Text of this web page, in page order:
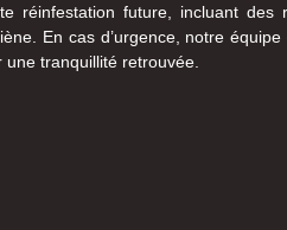
réinfestation future, incluant des
En cas d’urgence, notre
tranquillité retrouvée.